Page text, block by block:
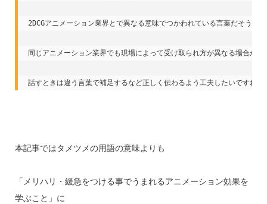
2DCGアニメーション業界とで異なる意味でつかわれている言葉だそうで
同じアニメーション業界でも現場によって受け取られ方が異なる場合があ
話すときは違う言葉で補足するなど正しく伝わるよう工夫したいですね。
本記事ではタメツメの用語の意味よりも
「メリハリ・緩急をつける事でうまれるアニメーション効果を
学ぶこと」に